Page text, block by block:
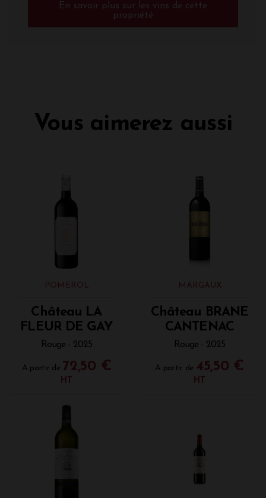
En savoir plus sur les vins de cette
propriété
Vous aimerez aussi
POMEROL
Château LA
FLEUR DE GAY
Rouge - 2025
A partir de 72,50 €
HT
MARGAUX
Château BRANE
CANTENAC
Rouge - 2025
A partir de 45,50 €
HT